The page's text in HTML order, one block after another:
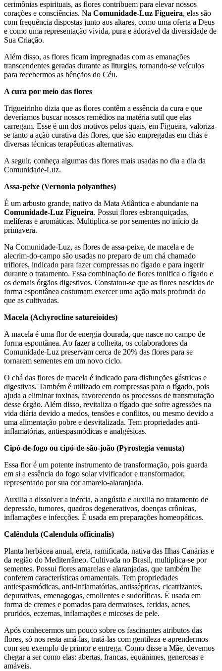
cerimônias espirituais, as flores contribuem para elevar nossos
corações e consciências. Na Comunidade-Luz Figueira, elas são
com frequência dispostas junto aos altares, como uma oferta a Deus
e como uma representação vívida, pura e adorável da diversidade de
Sua Criação.
Além disso, as flores ficam impregnadas com as emanações
transcendentes geradas durante as liturgias, tornando-se veículos
para recebermos as bênçãos do Céu.
A cura por meio das flores
Trigueirinho dizia que as flores contêm a essência da cura e que
deveríamos buscar nossos remédios na matéria sutil que elas
carregam. Esse é um dos motivos pelos quais, em Figueira, valoriza-
se tanto a ação curativa das flores, que são empregadas em chás e
diversas técnicas terapêuticas alternativas.
A seguir, conheça algumas das flores mais usadas no dia a dia da
Comunidade-Luz.
Assa-peixe (Vernonia polyanthes)
É um arbusto grande, nativo da Mata Atlântica e abundante na
Comunidade-Luz Figueira. Possui flores esbranquiçadas,
melíferas e aromáticas. Multiplica-se por sementes no início da
primavera.
Na Comunidade-Luz, as flores de assa-peixe, de macela e de
alecrim-do-campo são usadas no preparo de um chá chamado
triflores, indicado para fazer compressas no fígado e para ingerir
durante o tratamento. Essa combinação de flores tonifica o fígado e
os demais órgãos digestivos. Constatou-se que as flores nascidas de
forma espontânea costumam exercer uma ação mais profunda do
que as cultivadas.
Macela (Achyrocline satureioides)
A macela é uma flor de energia dourada, que nasce no campo de
forma espontânea. Ao fazer a colheita, os colaboradores da
Comunidade-Luz preservam cerca de 20% das flores para se
tornarem sementes em um novo ciclo.
O chá das flores de macela é indicado para disfunções gástricas e
digestivas. Também é utilizado em compressas para o fígado, pois
ajuda a eliminar toxinas, favorecendo os processos de transmutação
desse órgão. Além disso, revitaliza o fígado que sofre agressões na
vida diária devido a medos, tensões e conflitos, ou mesmo devido a
uma alimentação pobre e desvitalizada. Tem propriedades anti-
inflamatórias, antiespasmódicas e analgésicas.
Cipó-de-fogo ou cipó-de-são-joão (Pyrostegia venusta)
Essa flor é um potente instrumento de transformação, pois guarda
em si a essência do fogo solar vivificador e transformador,
representado por sua cor amarelo-alaranjada.
Auxilia a dissolver a inércia, a angústia e auxilia no tratamento de
depressão, tumores, quadros degenerativos, doenças crônicas,
inflamações e infecções. É usada em preparações homeopáticas.
Calêndula (Calendula officinalis)
Planta herbácea anual, ereta, ramificada, nativa das Ilhas Canárias e
da região do Mediterrâneo. Cultivada no Brasil, multiplica-se por
sementes. Possui flores amarelas e alaranjadas, que também lhe
conferem características ornamentais. Tem propriedades
antiespasmódicas, anti-inflamatórias, antissépticas, cicatrizantes,
depurativas, emenagogas, emolientes e sudoríficas. É usada em
forma de cremes e pomadas para dermatoses, feridas, acnes,
pruridos, eczemas, inflamações e micoses de pele.
Após conhecermos um pouco sobre os fascinantes atributos das
flores, só nos resta amá-las, tratá-las com gentileza e aprendermos
com seu exemplo de primor e entrega. Como disse a Mãe, devemos
chegar a ser como elas: abertas, francas, equânimes, generosas e
amáveis.